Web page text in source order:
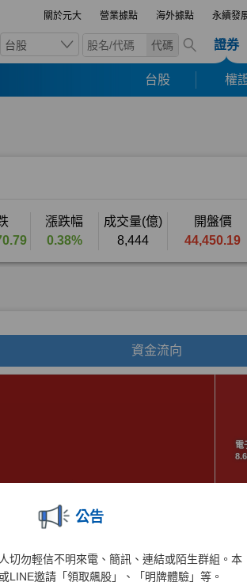
關於元大 營業據點 海外據點 永續發
台股 代碼 證券
台股 權
公告
切勿輕信不明來電、簡訊、連結或陌生群組。本
LINE邀請「領取飆股」、「明牌體驗」等。